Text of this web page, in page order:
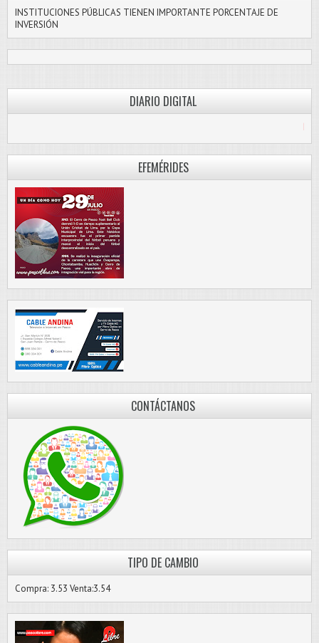
INSTITUCIONES PÚBLICAS TIENEN IMPORTANTE PORCENTAJE DE
INVERSIÓN
DIARIO DIGITAL
EFEMÉRIDES
CONTÁCTANOS
TIPO DE CAMBIO
Compra: 3.53 Venta:3.54